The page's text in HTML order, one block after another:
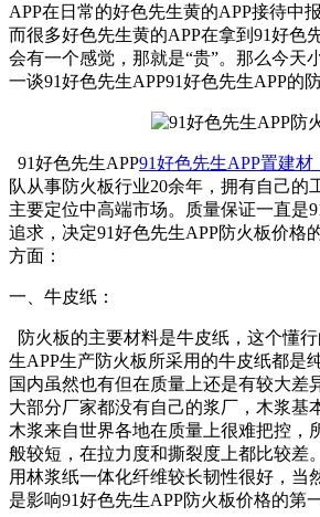
APP在日常的好色先生黄的APP接待中报
而很多好色先生黄的APP在拿到91好色
会有一个感觉，那就是“贵”。那么今
一谈91好色先生APP91好色先生APP的防火
91好色先生APP91好色先生APP置建材
队从事防火板行业20余年，拥有自己的
主要定位中高端市场。质量保证一直
追求，决定91好色先生APP防火板价
方面：
一、牛皮纸：
防火板的主要材料是牛皮纸，这个懂行
生APP生产防火板所采用的牛皮纸都是纯
国内虽然也有但在质量上还是有较大差异
大部分厂家都没有自己的浆厂，木浆基本
木浆来自世界各地在质量上很难把控
般较短，在拉力度和撕裂度上都比较差
用林浆纸一体化纤维较长韧性很好，当然
是影响91好色先生APP防火板价格的第一个因